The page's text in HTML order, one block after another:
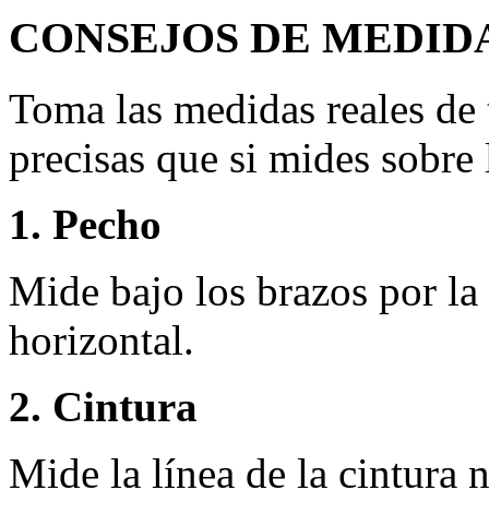
CONSEJOS DE
Toma las medidas reales
precisas que si mides sobre
1. Pecho
Mide bajo los brazos por la
horizontal.
2. Cintura
Mide la línea de la cintura